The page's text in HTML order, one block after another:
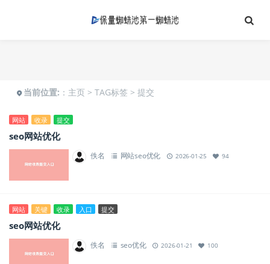
当前位置: ： 主页 > TAG标签 > 提交
网站 收录 提交
seo网站优化
佚名 网站seo优化 2026-01-25 94
网站 关键 收录 入口 提交
seo网站优化
佚名 seo优化 2026-01-21 100